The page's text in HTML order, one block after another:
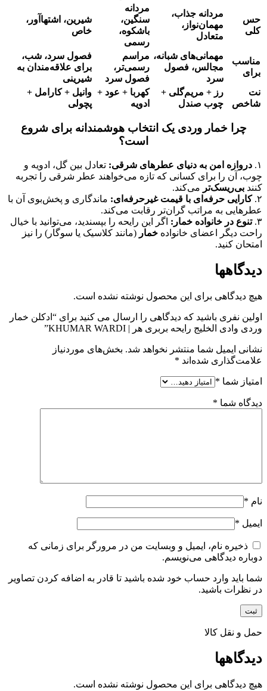
حس
کلی
مردانه جذاب،
مهمان‌نواز،
متعادل
مردانه
سنگین،
باشکوه،
رسمی
شیرین، اشتهاآور،
خاص
مناسب
برای
مهمانی‌های شبانه،
مجالس، فصول
سرد
مراسم
رسمی‌تر،
فصول سرد
فصول سرد، شب،
برای علاقه‌مندان به
شیرینی
نت
شاخص
رز + مریم‌گلی +
چوب صندل
کهربا + عود +
ادویه
وانیل + کارامل +
پچولی
چرا خمار وردی یک انتخاب هوشمندانه برای شروع
است؟
۱. دروازه امن به دنیای عطرهای شرقی: تعادل بین گل، ادویه و
چوب، آن را برای کسانی که تازه می‌خواهند عطر شرقی را تجربه
کنند بی‌ریسک‌تر می‌کند.
۲. کارایی حرفه‌ای با قیمت غیرحرفه‌ای: ماندگاری و پخش‌بوی آن با
عطرهایی به مراتب گران‌تر رقابت می‌کند.
۳. تنوع در خانواده خمار: اگر این رایحه را بپسندید، می‌توانید با خیال
راحت دیگر اعضای خانواده خمار (مانند کلاسیک یا سوگار) را نیز
امتحان کنید.
دیدگاهها
هیچ دیدگاهی برای این محصول نوشته نشده است.
اولین نفری باشید که دیدگاهی را ارسال می کنید برای “ادکلن خمار
وردی وادی الخلیج رایحه بربری هر | KHUMAR WARDI”
نشانی ایمیل شما منتشر نخواهد شد. بخش‌های موردنیاز
علامت‌گذاری شده‌اند *
امتیاز شما *
دیدگاه شما *
نام *
ایمیل *
ذخیره نام، ایمیل و وبسایت من در مرورگر برای زمانی که
دوباره دیدگاهی می‌نویسم.
شما باید وارد حساب خود شده باشید تا قادر به اضافه کردن تصاویر
در نظرات باشید.
حمل و نقل کالا
دیدگاهها
هیچ دیدگاهی برای این محصول نوشته نشده است.